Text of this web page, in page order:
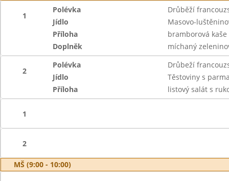
1
Polévka
Drůběží
Jídlo
Masovo-
Příloha
bramborová kaše
Doplněk
míchaný
2
Polévka
Drůbeží
Jídlo
Těstoviny s
Příloha
listový salát s
1
2
MŠ (9:00 - 10:00)